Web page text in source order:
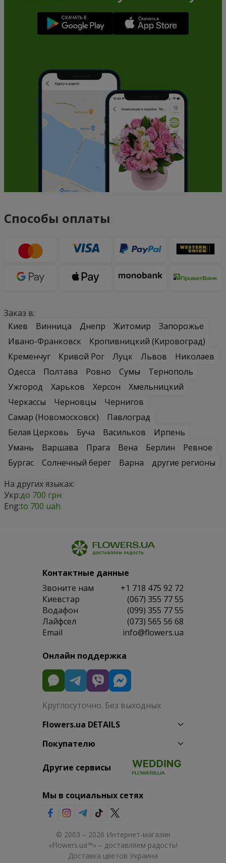
Способы оплаты
Заказ в:
Киев
Винница Днепр Житомир
Запорожье
Ивано-Франковск
Кропивницкий (Кировоград)
Кременчуг
Кривой Рог Луцк Львов
Николаев
Одесса
Полтава Ровно Сумы
Тернополь
Ужгород
Харьков Херсон
Хмельницкий
Черкассы
Черновцы
Чернигов
Самар (Новомосковск)
Павлоград
Белая Церковь
Буча Васильков
Ирпень
Умань
Варшава Прага Вена Берлин
Ревное
Бургас
Солнечный берег Варна
другие регионы
На других языках:
Укр:до 700 грн
Eng:to 700 uah
Контактные данные
Звоните нам
+1 718 475 92 72
Киевстар
(067) 355 77 55
Водафон
(099) 355 77 55
Лайфсел
(073) 565 56 68
Email
info@flowers.ua
Онлайн поддержка
Круглосуточно. Без выходных
Flowers.ua DETAILS
Покупателю
Другие сервисы
Мы в социальных сетях
© 2003 – 2026 Интернет-магазин
«Flowers.ua™» – доставляем радость!
Доставка цветов Украина